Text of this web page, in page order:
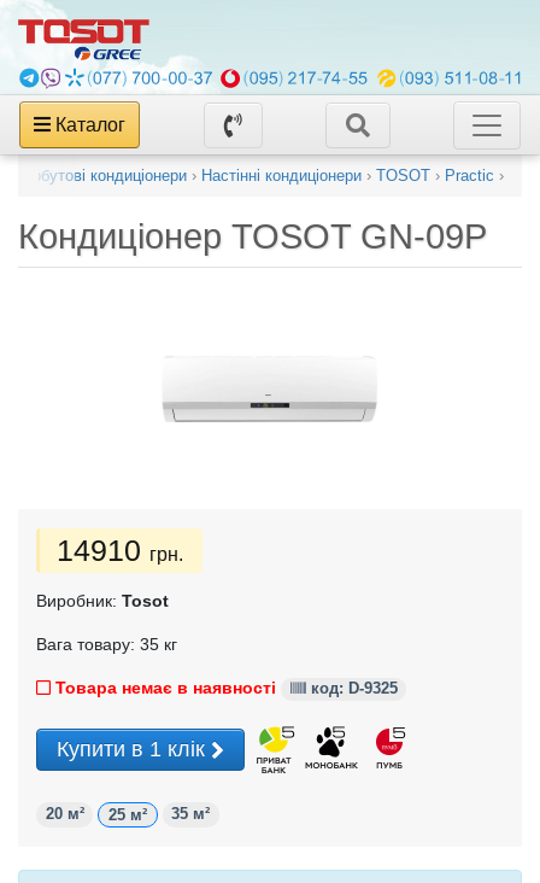
Каталог
Побутові кондиціонери › Настінні кондиціонери › TOSOT › Practic ›
Кондиціонер TOSOT GN-09P
14910 грн.
Виробник: Tosot
Вага товару: 35 кг
Товара немає в наявності код: D-9325
Купити в 1 клік
20 м² 25 м² 35 м²